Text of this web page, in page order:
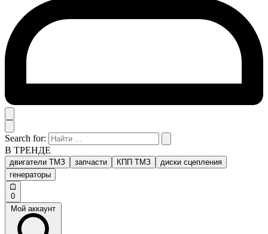
Search for:
В ТРЕНДЕ
двигатели ТМЗ запчасти КПП ТМЗ
диски сцепления
генераторы
0
Мой аккаунт